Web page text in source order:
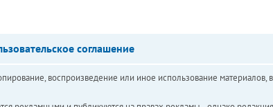
соглашение
воспроизведение или иное использование материалов,